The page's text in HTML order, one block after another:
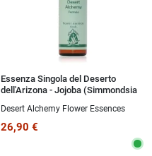
Essenza Singola del Deserto
dell'Arizona - Jojoba (Simmondsia
Desert Alchemy Flower Essences
26,90 €